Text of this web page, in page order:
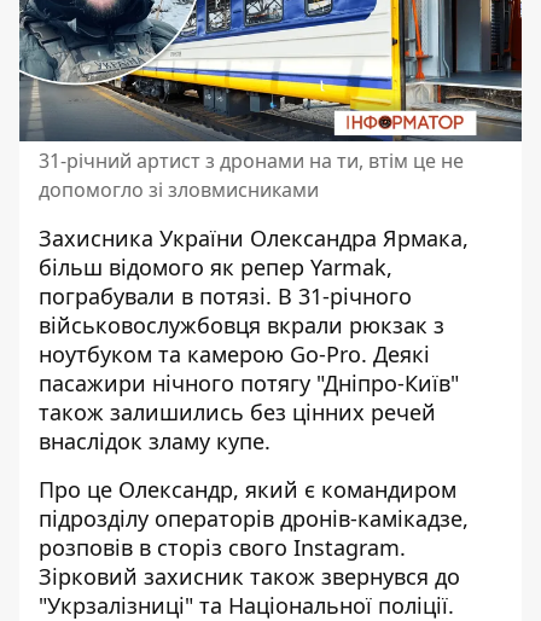
31-річний артист з дронами на ти, втім це не
допомогло зі зловмисниками
Захисника України Олександра Ярмака,
більш відомого як репер Yarmak,
пограбували в потязі. В 31-річного
військовослужбовця вкрали рюкзак з
ноутбуком та камерою Go-Pro. Деякі
пасажири нічного потягу "Дніпро-Київ"
також залишились без цінних речей
внаслідок зламу купе.
Про це Олександр, який є командиром
підрозділу операторів дронів-камікадзе,
розповів в сторіз свого Instagram.
Зірковий захисник також звернувся до
"Укрзалізниці" та Національної поліції.